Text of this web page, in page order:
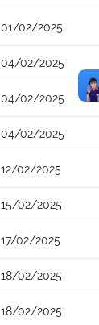
01/02/2025
04/02/2025
04/02/2025
04/02/2025
12/02/2025
15/02/2025
17/02/2025
18/02/2025
18/02/2025